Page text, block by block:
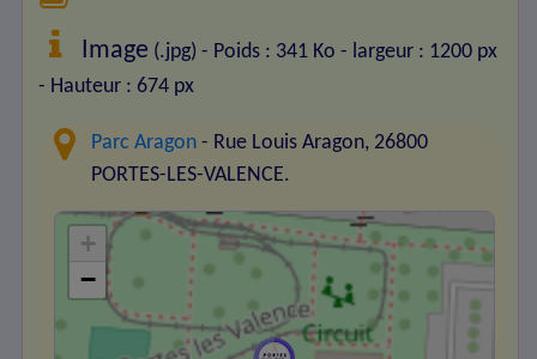
Image (.jpg) - Poids : 341 Ko - largeur : 1200 px
- Hauteur : 674 px
Parc Aragon - Rue Louis Aragon, 26800
PORTES-LES-VALENCE.
+
−